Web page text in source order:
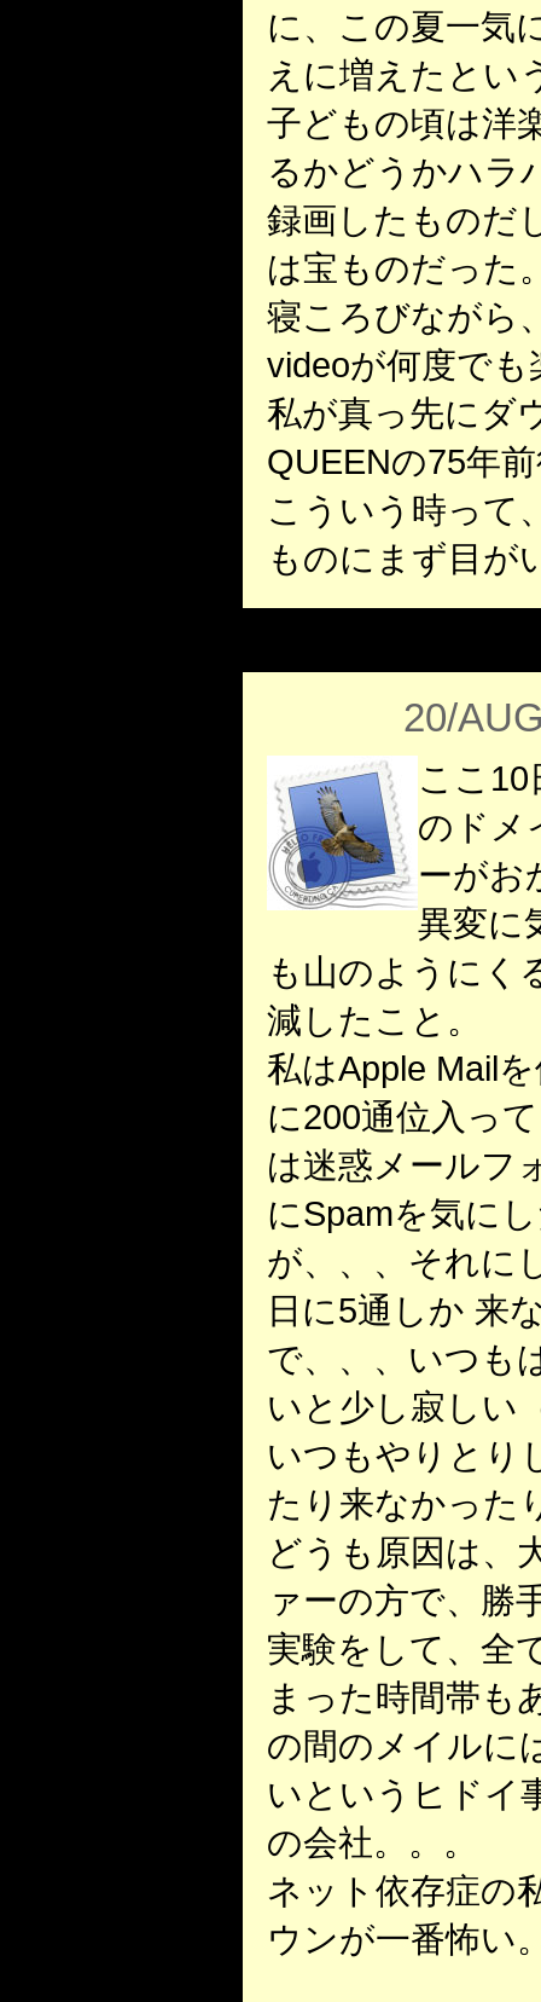
に、この夏一気
えに増えたとい
子どもの頃は洋
るかどうかハラ
録画したものだ
は宝ものだった
寝ころびながら
videoが何度でも
私が真っ先にダ
QUEENの75年
こういう時って
ものにまず目が
20/
ここ10
のドメ
ーがお
異変に
も山のようにく
減したこと。
私はApple Mail
に200通位入っ
は迷惑メールフ
にSpamを気に
が、、、それに
日に5通しか 来
で、、、いつも
いと少し寂しい
いつもやりとり
たり来なかった
どうも原因は、
ァーの方で、勝
実験をして、全
まった時間帯も
の間のメイルに
いというヒドイ
の会社。。。
ネット依存症の
ウンが一番怖い